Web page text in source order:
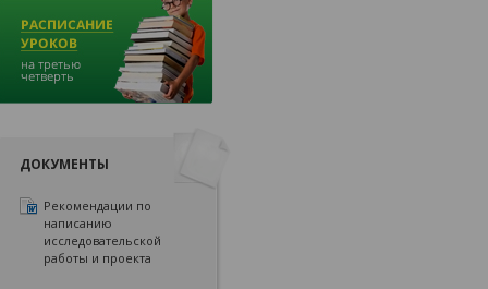
ДОКУМЕНТЫ
Рекомендации по
написанию
исследовательской
работы и проекта